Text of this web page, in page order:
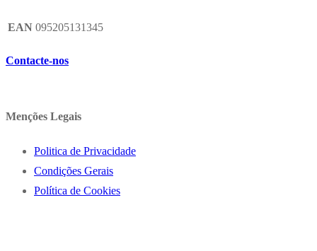
EAN 095205131345
Contacte-nos
Menções Legais
Politica de Privacidade
Condições Gerais
Política de Cookies